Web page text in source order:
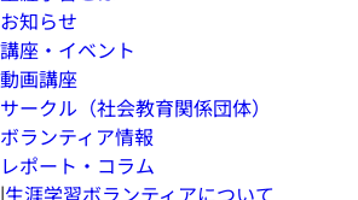
お知らせ
講座・イベント
動画講座
サークル（社会教育関係団体）
ボランティア情報
レポート・コラム